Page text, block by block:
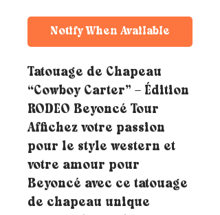
Notify When Available
Tatouage de Chapeau
“Cowboy Carter” – Édition
RODEO Beyoncé Tour
Affichez votre passion
pour le style western et
votre amour pour
Beyoncé avec ce tatouage
de chapeau unique